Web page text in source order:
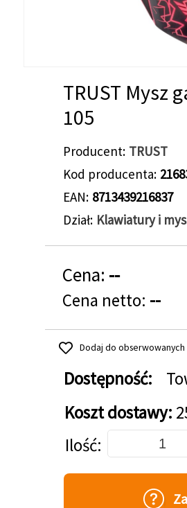
TRUST Mysz
105
Producent TRUST
Kod producenta
EAN 8713439216837
Dział Klawiatury i
Cena: --
Cena netto: --
Dodaj do obserwowanych
Dostępność:
Koszt dostawy:
Dodaj do koszyka
Ilość